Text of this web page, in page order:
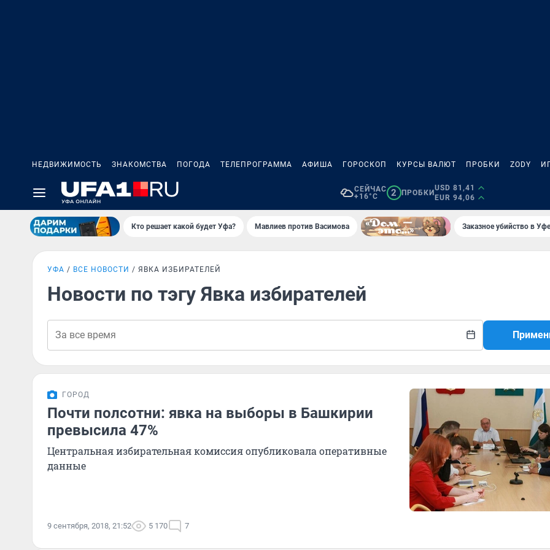
НЕДВИЖИМОСТЬ ЗНАКОМСТВА ПОГОДА ТЕЛЕПРОГРАММА АФИША ГОРОСКОП КУРСЫ ВАЛЮТ ПРОБКИ ZODY
СЕЙЧАС
+16°C
2 ПРОБКИ
USD 81,41
EUR 94,06
Кто решает какой будет Уфа? Мавлиев против Васимова Заказное убийство в
УФА ВСЕ НОВОСТИ ЯВКА ИЗБИРАТЕЛЕЙ
Новости по тэгу Явка избирателей
ГОРОД
Почти полсотни: явка на выборы в Башкирии
превысила 47%
Центральная избирательная комиссия опубликовала оперативные
данные
9 сентября, 2018, 21:52 5 170 7